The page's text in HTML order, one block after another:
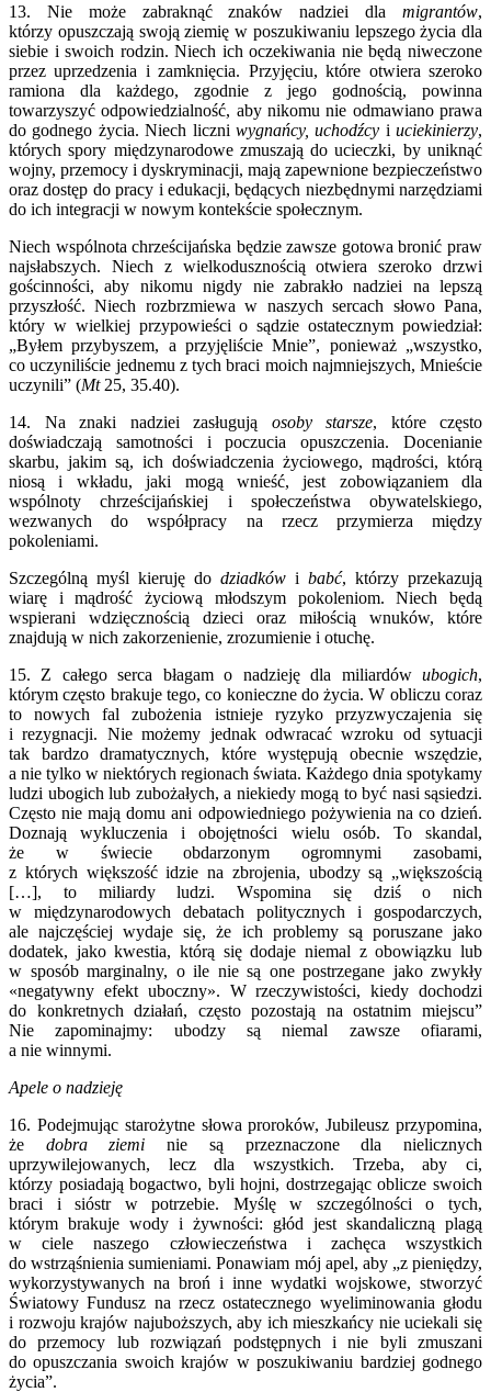
13. Nie może zabraknąć znaków nadziei dla migrantów,
którzy opuszczają swoją ziemię w poszukiwaniu lepszego życia dla
siebie i swoich rodzin. Niech ich oczekiwania nie będą niweczone
przez uprzedzenia i zamknięcia. Przyjęciu, które otwiera szeroko
ramiona dla każdego, zgodnie z jego godnością, powinna
towarzyszyć odpowiedzialność, aby nikomu nie odmawiano prawa
do godnego życia. Niech liczni wygnańcy, uchodźcy i uciekinierzy,
których spory międzynarodowe zmuszają do ucieczki, by uniknąć
wojny, przemocy i dyskryminacji, mają zapewnione bezpieczeństwo
oraz dostęp do pracy i edukacji, będących niezbędnymi narzędziami
do ich integracji w nowym kontekście społecznym.
Niech wspólnota chrześcijańska będzie zawsze gotowa bronić praw
najsłabszych. Niech z wielkodusznością otwiera szeroko drzwi
gościnności, aby nikomu nigdy nie zabrakło nadziei na lepszą
przyszłość. Niech rozbrzmiewa w naszych sercach słowo Pana,
który w wielkiej przypowieści o sądzie ostatecznym powiedział:
„Byłem przybyszem, a przyjęliście Mnie”, ponieważ „wszystko,
co uczyniliście jednemu z tych braci moich najmniejszych, Mnieście
uczynili” (Mt25, 35.40).
14. Na znaki nadziei zasługują osoby starsze, które często
doświadczają samotności i poczucia opuszczenia. Docenianie
skarbu, jakim są, ich doświadczenia życiowego, mądrości, którą
niosą i wkładu, jaki mogą wnieść, jest zobowiązaniem dla
wspólnoty chrześcijańskiej i społeczeństwa obywatelskiego,
wezwanych do współpracy na rzecz przymierza między
pokoleniami.
Szczególną myśl kieruję do dziadków i babć, którzy przekazują
wiarę i mądrość życiową młodszym pokoleniom. Niech będą
wspierani wdzięcznością dzieci oraz miłością wnuków, które
znajdują w nich zakorzenienie, zrozumienie i otuchę.
15. Z całego serca błagam o nadzieję dla miliardów ubogich,
którym często brakuje tego, co konieczne do życia. W obliczu coraz
to nowych fal zubożenia istnieje ryzyko przyzwyczajenia się
i rezygnacji. Nie możemy jednak odwracać wzroku od sytuacji
tak bardzo dramatycznych, które występują obecnie wszędzie,
a nie tylko w niektórych regionach świata. Każdego dnia spotykamy
ludzi ubogich lub zubożałych, a niekiedy mogą to być nasi sąsiedzi.
Często nie mają domu ani odpowiedniego pożywienia na co dzień.
Doznają wykluczenia i obojętności wielu osób. To skandal,
że w świecie obdarzonym ogromnymi zasobami,
z których większość idzie na zbrojenia, ubodzy są „większością
[…], to miliardy ludzi. Wspomina się dziś o nich
w międzynarodowych debatach politycznych i gospodarczych,
ale najczęściej wydaje się, że ich problemy są poruszane jako
dodatek, jako kwestia, którą się dodaje niemal z obowiązku lub
w sposób marginalny, o ile nie są one postrzegane jako zwykły
«negatywny efekt uboczny». W rzeczywistości, kiedy dochodzi
do konkretnych działań, często pozostają na ostatnim miejscu”
Nie zapominajmy: ubodzy są niemal zawsze ofiarami,
a nie winnymi.
Apele o nadzieję
16. Podejmując starożytne słowa proroków, Jubileusz przypomina,
że dobra ziemi nie są przeznaczone dla nielicznych
uprzywilejowanych, lecz dla wszystkich. Trzeba, aby ci,
którzy posiadają bogactwo, byli hojni, dostrzegając oblicze swoich
braci i sióstr w potrzebie. Myślę w szczególności o tych,
którym brakuje wody i żywności: głód jest skandaliczną plagą
w ciele naszego człowieczeństwa i zachęca wszystkich
do wstrząśnienia sumieniami. Ponawiam mój apel, aby „z pieniędzy,
wykorzystywanych na broń i inne wydatki wojskowe, stworzyć
Światowy Fundusz na rzecz ostatecznego wyeliminowania głodu
i rozwoju krajów najuboższych, aby ich mieszkańcy nie uciekali się
do przemocy lub rozwiązań podstępnych i nie byli zmuszani
do opuszczania swoich krajów w poszukiwaniu bardziej godnego
życia”.